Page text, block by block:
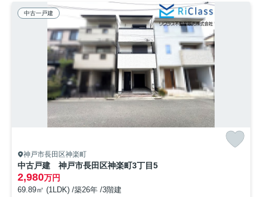
中古一戸建
神戸市長田区神楽町
中古戸建 神戸市長田区神楽町3丁目5
2,980万円
69.89㎡ (1LDK) /築26年 /3階建